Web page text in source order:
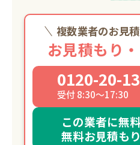
複数業者のお見
お見積もり
0120-20-
受付 8:30～17:30
この業者に無
無料お見積もり